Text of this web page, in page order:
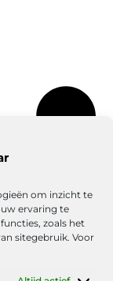
om inzicht te
ervaring te
zoals het
sitegebruik. Voor